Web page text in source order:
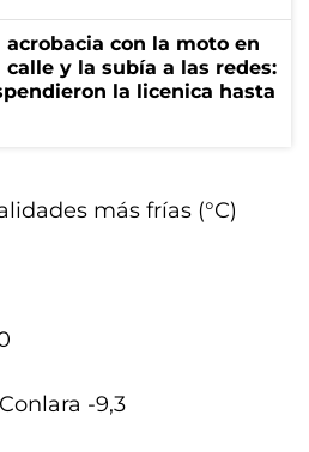
acrobacia con la moto en
calle y la subía a las redes:
la licenica hasta
más frías (°C)
-9,3